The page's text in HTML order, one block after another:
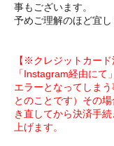
事もございます。
予めご理解のほど宜し
【※クレジットカー
「Instagram経由に
エラーとなってしま
とのことです）その
き直してから決済手
上げます。